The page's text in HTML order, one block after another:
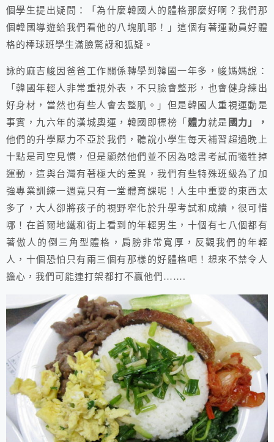
個學生提出疑問：「為什麼韓國人的體格那麼好啊？我們那
個韓國導遊給我們看他的八塊肌耶！」這個有著運動員好體
格的棒球班學生滿臉驚訝和狐疑。
詠的麻吉 峻 因爸爸工作關係轉學到韓國一年多， 峻媽媽說：
「韓國年輕人非常重視外表，不只臉會整形，也會健身練出
好身材，當然也有些人會去整肌。」但是韓國人重視運動是
事實，九六年的漢城奧運，韓國即標榜「 體力就是 國力」，
他們的升學壓力不亞於我們，聽說小學生每天補習超過晚上
十點是司空見慣，但是顯然他們並不因為唸書考試而犧牲掉
運動，這與台灣有著極大的差異，我們有些特殊班級為了加
強專業訓練一週竟只有一堂體育課呢！人生中重要的東西太
多了，大人卻將孩子的視野窄化於升學考試和成績，很可惜
哪！在首爾地鐵和街上看到的年輕男生，十個有七八個都有
著傲人的倒三角型體格，肩膀非常寬厚，反觀我們的年輕
人，十個恐怕只有兩三個有那樣的好體格吧！想來不禁令人
擔心，我們可能連打架都打不贏他們…….